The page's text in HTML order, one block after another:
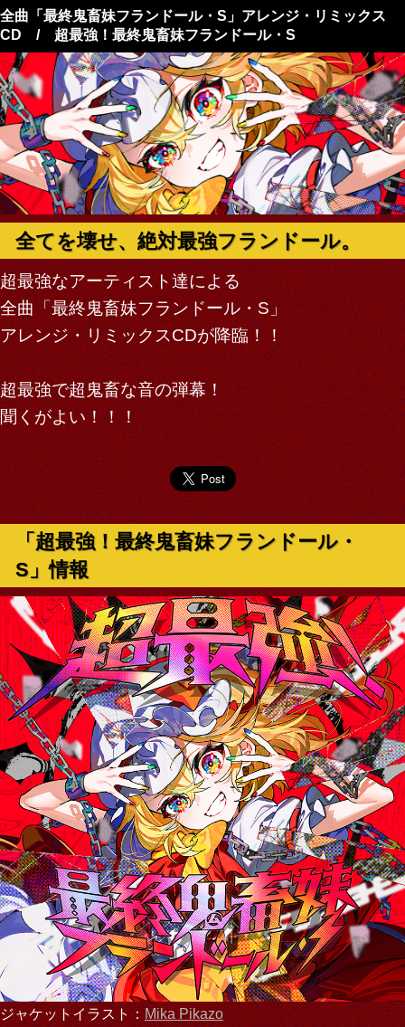
全曲「最終鬼畜妹フランドール・S」アレンジ・リミックス
CD / 超最強！最終鬼畜妹フランドール・S
全てを壊せ、絶対最強フランドール。
超最強なアーティスト達による
全曲「最終鬼畜妹フランドール・S」
アレンジ・リミックスCDが降臨！！
超最強で超鬼畜な音の弾幕！
聞くがよい！！！
「超最強！最終鬼畜妹フランドール・
S」情報
ジャケットイラスト：Mika Pikazo